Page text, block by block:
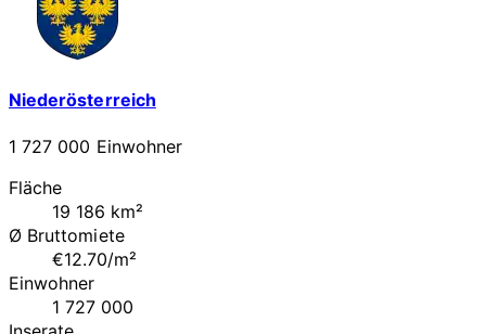
Niederösterreich
1 727 000 Einwohner
Fläche
19 186 km²
Ø Bruttomiete
€12.70/m²
Einwohner
1 727 000